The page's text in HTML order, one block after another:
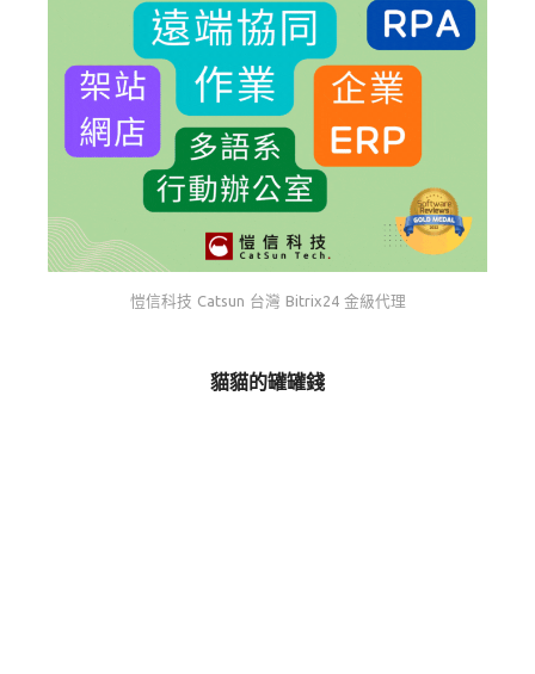
愷信科技 Catsun 台灣 Bitrix24 金級代理
貓貓的罐罐錢